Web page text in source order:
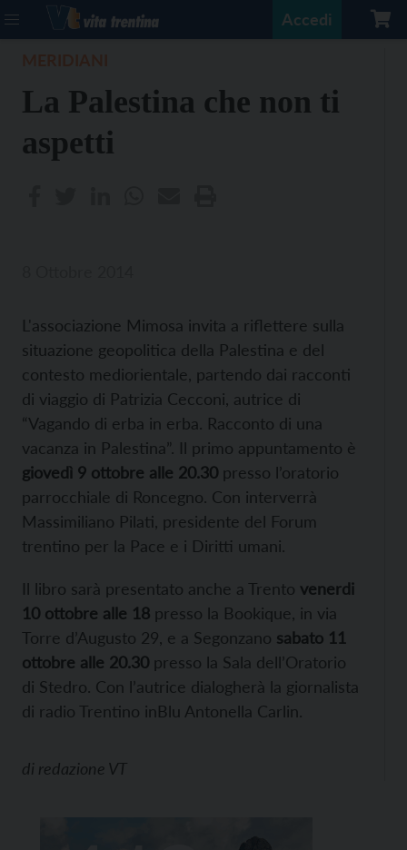
Accedi
La Palestina che non ti
aspetti
L'associazione Mimosa invita a riflettere sulla
situazione geopolitica della Palestina e del
contesto mediorientale, partendo dai racconti
di viaggio di Patrizia Cecconi, autrice di
“Vagando di erba in erba. Racconto di una
vacanza in Palestina”. Il primo appuntamento è
giovedì 9 ottobre alle 20.30 presso l’oratorio
parrocchiale di Roncegno. Con interverrà
Massimiliano Pilati, presidente del Forum
trentino per la Pace e i Diritti umani.
Il libro sarà presentato anche a Trento venerdi
10 ottobre alle 18 presso la Bookique, in via
Torre d’Augusto 29, e a Segonzano sabato 11
ottobre alle 20.30 presso la Sala dell’Oratorio
di Stedro. Con l’autrice dialogherà la giornalista
di radio Trentino inBlu Antonella Carlin.
di redazione VT